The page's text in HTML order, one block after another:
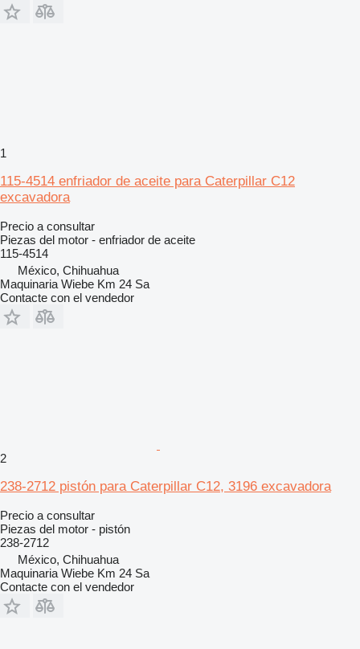
1
115-4514 enfriador de aceite para Caterpillar C12
excavadora
Precio a consultar
Piezas del motor - enfriador de aceite
115-4514
México, Chihuahua
Maquinaria Wiebe Km 24 Sa
Contacte con el vendedor
2
238-2712 pistón para Caterpillar C12, 3196 excavadora
Precio a consultar
Piezas del motor - pistón
238-2712
México, Chihuahua
Maquinaria Wiebe Km 24 Sa
Contacte con el vendedor